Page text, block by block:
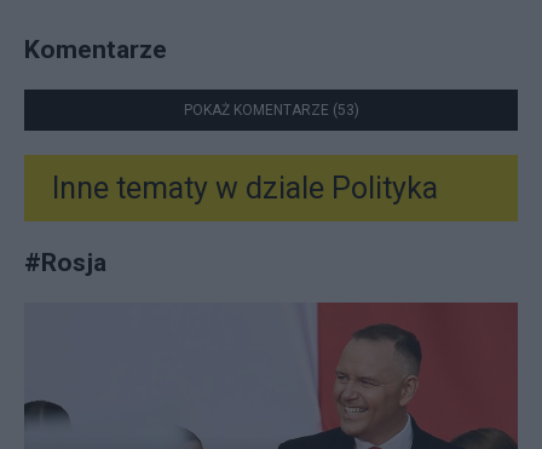
Komentarze
POKAŻ KOMENTARZE (53)
Inne tematy w dziale Polityka
#Rosja